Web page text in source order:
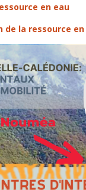
en eau
la ressource en